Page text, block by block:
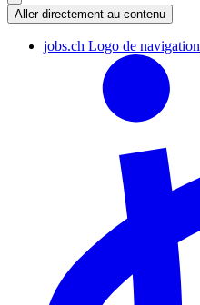
Aller directement au contenu
jobs.ch Logo de navigation